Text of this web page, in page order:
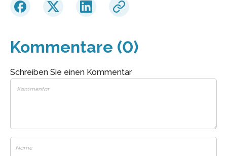
Kommentare (0)
Schreiben Sie einen Kommentar